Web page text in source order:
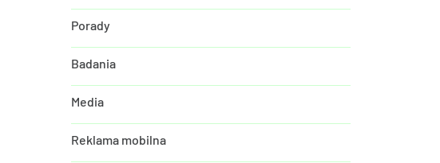
Porady
Badania
Media
Reklama mobilna